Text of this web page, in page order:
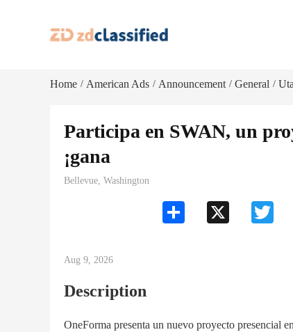
Home / American Ads / Announcement / General /
Participa en SWAN, un
¡gana
Bellevue, Washington
Aug 9, 2026
Description
OneForma presenta un nuevo proyecto presencial